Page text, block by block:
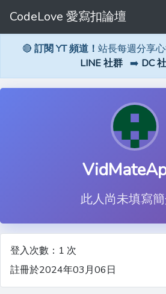
CodeLove 愛寫扣論壇
🔴 訂閱 YT 頻道！ 站長每週分享
LINE 社群 ➡️ DC
此人尚未填寫簡
登入次數：1 次
註冊於2024年03月06日